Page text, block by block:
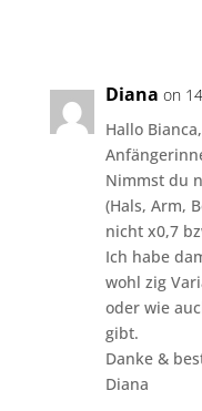
Diana on
Hallo
Nimmst du
(Hals, Arm,
nicht x0,7
Ich habe
wohl zig
oder wie
gibt.
Danke &
Diana